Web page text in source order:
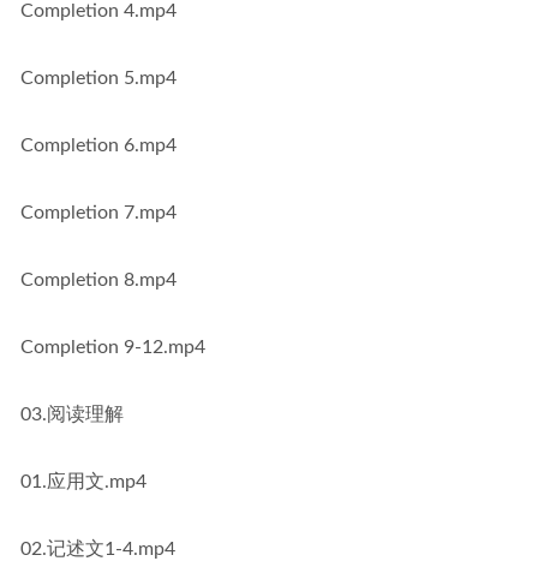
Completion 4.mp4
Completion 5.mp4
Completion 6.mp4
Completion 7.mp4
Completion 8.mp4
Completion 9-12.mp4
03.阅读理解
01.应用文.mp4
02.记述文1-4.mp4